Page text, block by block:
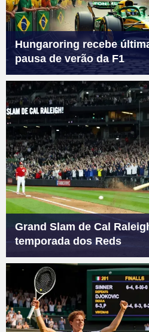
Hungaroring recebe
pausa de verão da F1
Grand Slam de Cal
temporada dos Reds